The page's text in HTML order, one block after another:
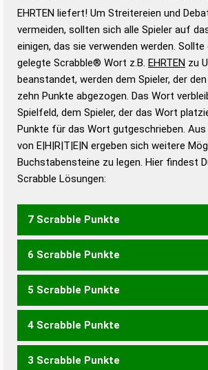
Wortbedeutung, Worttrennung und
Gültigkeit eines Wortes für das
bestimmen!
zugelassene Turnier
Wörterbücher sind:
Duden –
Duden – Richtiges
Deutsch
Duden – Die
Duden –
EHRTEN liefert! Um Streitereien und
vermeiden, sollten sich alle Spieler auf
einigen, das sie verwenden werden.
gelegte Scrabble® Wort z.B. EHRTEN zu
beanstandet, werden dem Spieler, der
zehn Punkte abgezogen. Das Wort
Spielfeld, dem Spieler, der das Wort
Punkte für das Wort gutgeschrieben.
von E|H|R|T|E|N ergeben sich weitere
Buchstabensteine zu legen. Hier findest
Scrabble Lösungen:
7 Scrabble Punkte
ENTEHR ETHERN
6 Scrabble Punkte
EHERN EHREN EHRET
5 Scrabble Punkte
EHEN EHER EHRE HEER
RENTE TERNE
4 Scrabble Punkte
EHE HER REH RHE ENTE
3 Scrabble Punkte